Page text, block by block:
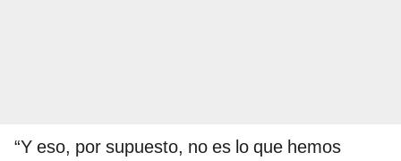
“Y eso, por supuesto, no es lo que hemos